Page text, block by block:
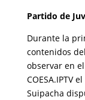
Partido de
Durante la
contenidos
observar en
COESA.IPTV
Suipacha